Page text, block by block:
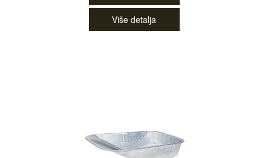
Više detalja